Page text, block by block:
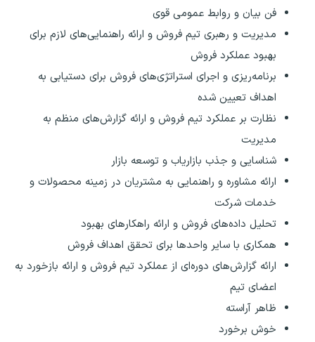
فن بیان و روابط عمومی قوی
مدیریت و رهبری تیم فروش و ارائه راهنمایی‌های لازم برای
بهبود عملکرد فروش
برنامه‌ریزی و اجرای استراتژی‌های فروش برای دستیابی به
اهداف تعیین شده
نظارت بر عملکرد تیم فروش و ارائه گزارش‌های منظم به
مدیریت
شناسایی و جذب بازاریاب و توسعه بازار
ارائه مشاوره و راهنمایی به مشتریان در زمینه محصولات و
خدمات شرکت
تحلیل داده‌های فروش و ارائه راهکارهای بهبود
همکاری با سایر واحدها برای تحقق اهداف فروش
ارائه گزارش‌های دوره‌ای از عملکرد تیم فروش و ارائه بازخورد به
اعضای تیم
ظاهر آراسته
خوش برخورد